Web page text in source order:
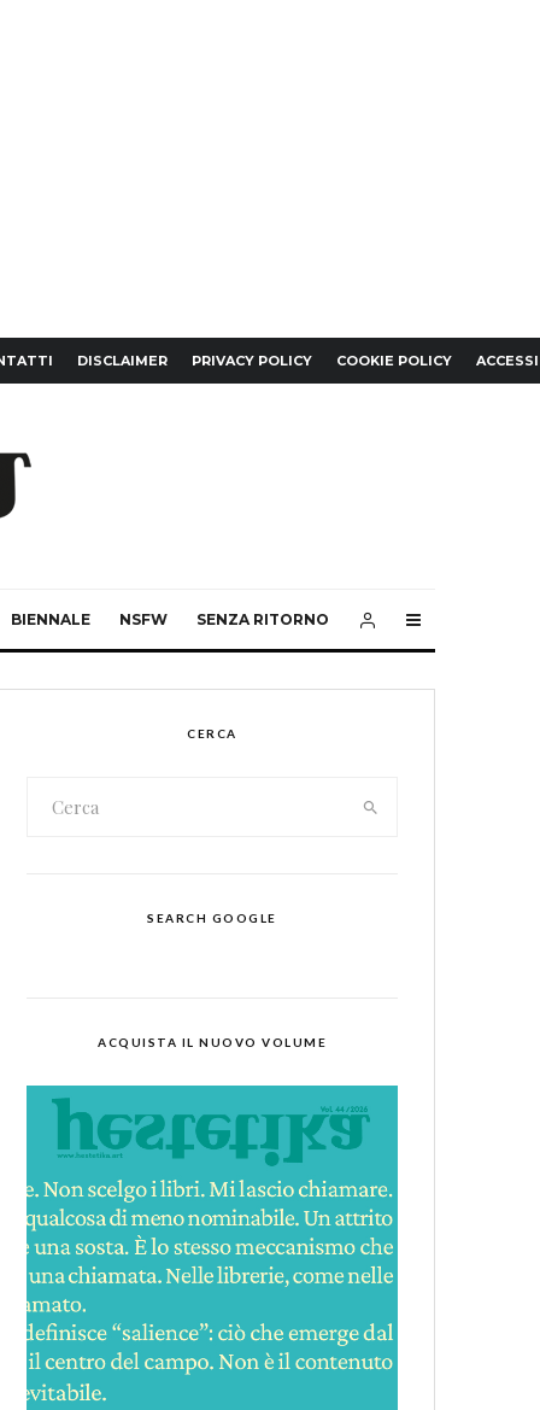
DISCLAIMER PRIVACY POLICY COOKIE POLICY
BIENNALE NSFW SENZA RITORNO
CERCA
SEARCH GOOGLE
ACQUISTA IL NUOVO VOLUME